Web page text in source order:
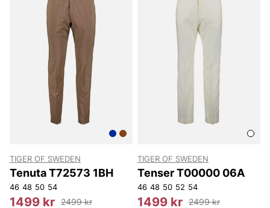
TIGER OF SWEDEN
Tenuta T72573 1BH
46 48 50 54
1499 kr 2499 kr
TIGER OF SWEDEN
Tenser T00000 06A
46 48 50 52 54
1499 kr 2499 kr